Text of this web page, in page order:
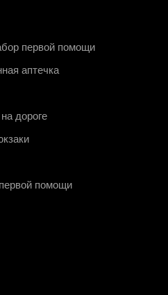
первой помощи
аптечка
дороге
помощи